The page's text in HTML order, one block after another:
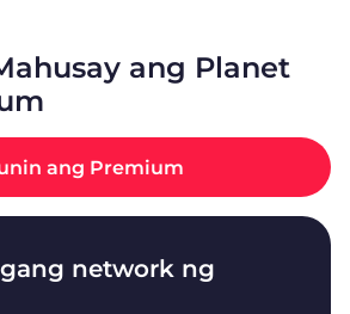
ang Planet
ang Premium
network ng